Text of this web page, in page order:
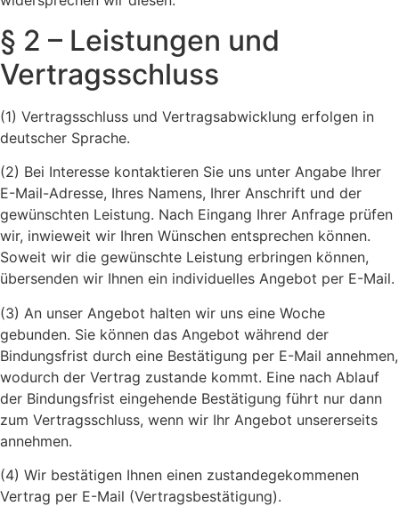
§ 2 – Leistungen und
Vertragsschluss
(1) Vertragsschluss und Vertragsabwicklung erfolgen in
deutscher Sprache.
(2) Bei Interesse kontaktieren Sie uns unter Angabe Ihrer
E-Mail-Adresse, Ihres Namens, Ihrer Anschrift und der
gewünschten Leistung. Nach Eingang Ihrer Anfrage prüfen
wir, inwieweit wir Ihren Wünschen entsprechen können.
Soweit wir die gewünschte Leistung erbringen können,
übersenden wir Ihnen ein individuelles Angebot per E-Mail.
(3) An unser Angebot halten wir uns eine Woche
gebunden. Sie können das Angebot während der
Bindungsfrist durch eine Bestätigung per E-Mail annehmen,
wodurch der Vertrag zustande kommt. Eine nach Ablauf
der Bindungsfrist eingehende Bestätigung führt nur dann
zum Vertragsschluss, wenn wir Ihr Angebot unsererseits
annehmen.
(4) Wir bestätigen Ihnen einen zustandegekommenen
Vertrag per E-Mail (Vertragsbestätigung).